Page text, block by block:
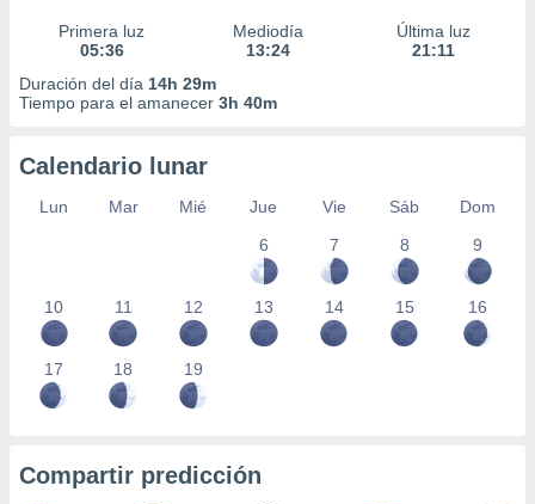
Primera luz
05:36
Mediodía
13:24
Última luz
21:11
Duración del día 14h 29m
Tiempo para el amanecer 3h 40m
Calendario lunar
Lun Mar Mié Jue Vie Sáb
Dom
6
7 8 9
10 11 12 13 14 15 16
17 18 19
Compartir predicción